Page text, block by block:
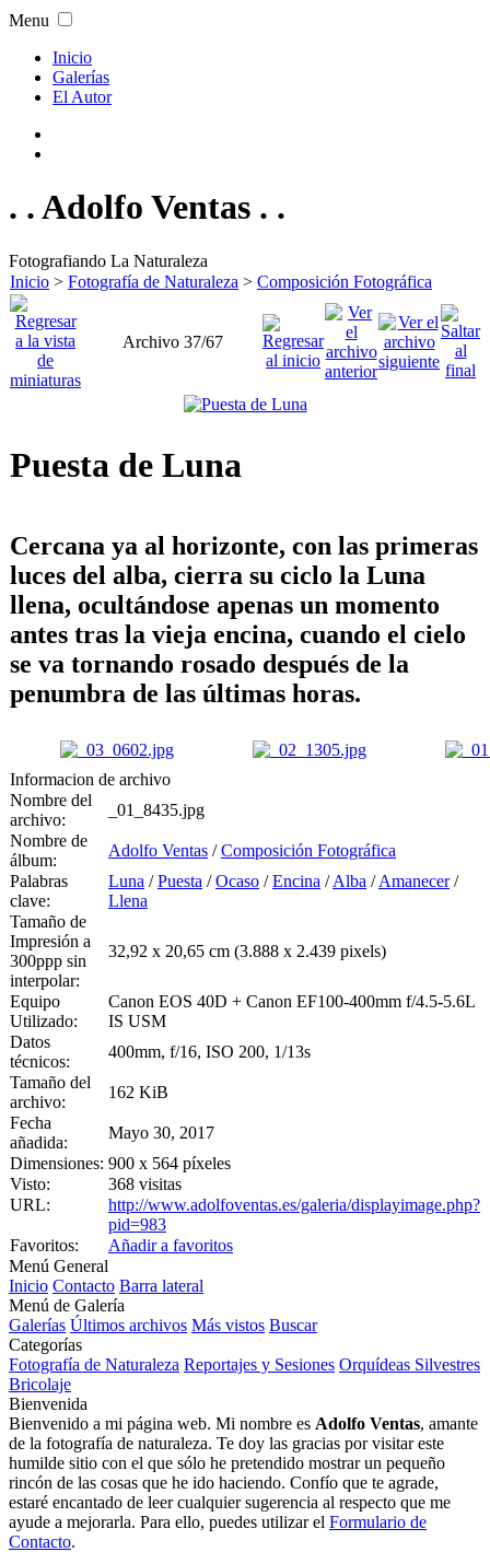
Menu
Inicio
Galerías
El Autor
. . Adolfo Ventas . .
Fotografiando La Naturaleza
Inicio > Fotografía de Naturaleza > Composición Fotográfica
Archivo 37/67
Puesta de Luna
Cercana ya al horizonte, con las primeras
luces del alba, cierra su ciclo la Luna
llena, ocultándose apenas un momento
antes tras la vieja encina, cuando el cielo
se va tornando rosado después de la
penumbra de las últimas horas.
Informacion de archivo
Nombre del
archivo:
_01_8435.jpg
Nombre de
álbum:
Adolfo Ventas /Composición Fotográfica
Palabras
clave:
Luna /Puesta /Ocaso /Encina /Alba /Amanecer/
Llena
Tamaño de
Impresión a
300ppp sin
interpolar:
32,92 x 20,65 cm (3.888 x 2.439 pixels)
Equipo
Utilizado:
Canon EOS 40D + Canon EF100-400mm f/4.5-5.6L
IS USM
Datos
técnicos:
400mm, f/16, ISO 200, 1/13s
Tamaño del
archivo:
162 KiB
Fecha
añadida:
Mayo 30, 2017
Dimensiones: 900 x 564 píxeles
Visto:
368 visitas
URL:
http://www.adolfoventas.es/galeria/displayimage.php?
pid=983
Favoritos:
Añadir a favoritos
Menú General
Inicio Contacto Barra lateral
Menú de Galería
Galerías Últimos archivos Más vistos Buscar
Categorías
Fotografía de Naturaleza Reportajes y Sesiones Orquídeas Silvestres
Bricolaje
Bienvenida
Bienvenido a mi página web. Mi nombre es Adolfo Ventas, amante
de la fotografía de naturaleza. Te doy las gracias por visitar este
humilde sitio con el que sólo he pretendido mostrar un pequeño
rincón de las cosas que he ido haciendo. Confío que te agrade,
estaré encantado de leer cualquier sugerencia al respecto que me
ayude a mejorarla. Para ello, puedes utilizar el Formulario de
Contacto.